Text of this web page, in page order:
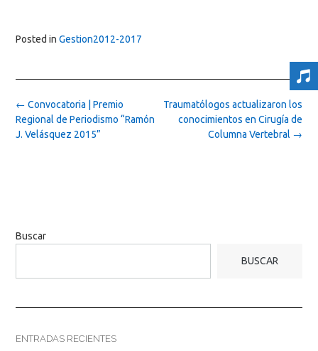
Posted in Gestion2012-2017
Post
navigation
Traumatólogos actualizaron los
conocimientos en Cirugía de
Columna Vertebral →
← Convocatoria | Premio
Regional de Periodismo “Ramón
J. Velásquez 2015”
Buscar
BUSCAR
ENTRADAS RECIENTES